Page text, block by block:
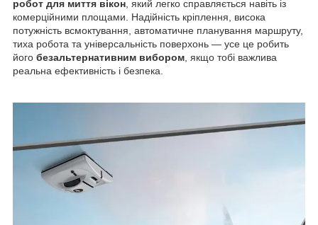
робот для миття вікон , який легко справляється навіть із
комерційними площами. Надійність кріплення, висока
потужність всмоктування, автоматичне планування маршруту,
тиха робота та універсальність поверхонь — усе це робить
його безальтернативним вибором , якщо тобі важлива
реальна ефективність і безпека.